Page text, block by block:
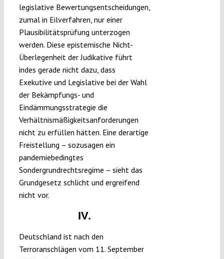
legislative Bewertungsentscheidungen,
zumal in Eilverfahren, nur einer
Plausibilitätsprüfung unterzogen
werden. Diese epistemische Nicht-
Überlegenheit der Judikative führt
indes gerade nicht dazu, dass
Exekutive und Legislative bei der Wahl
der Bekämpfungs- und
Eindämmungsstrategie die
Verhältnismäßigkeitsanforderungen
nicht zu erfüllen hätten. Eine derartige
Freistellung – sozusagen ein
pandemiebedingtes
Sondergrundrechtsregime – sieht das
Grundgesetz schlicht und ergreifend
nicht vor.
IV.
Deutschland ist nach den
Terroranschlägen vom 11. September